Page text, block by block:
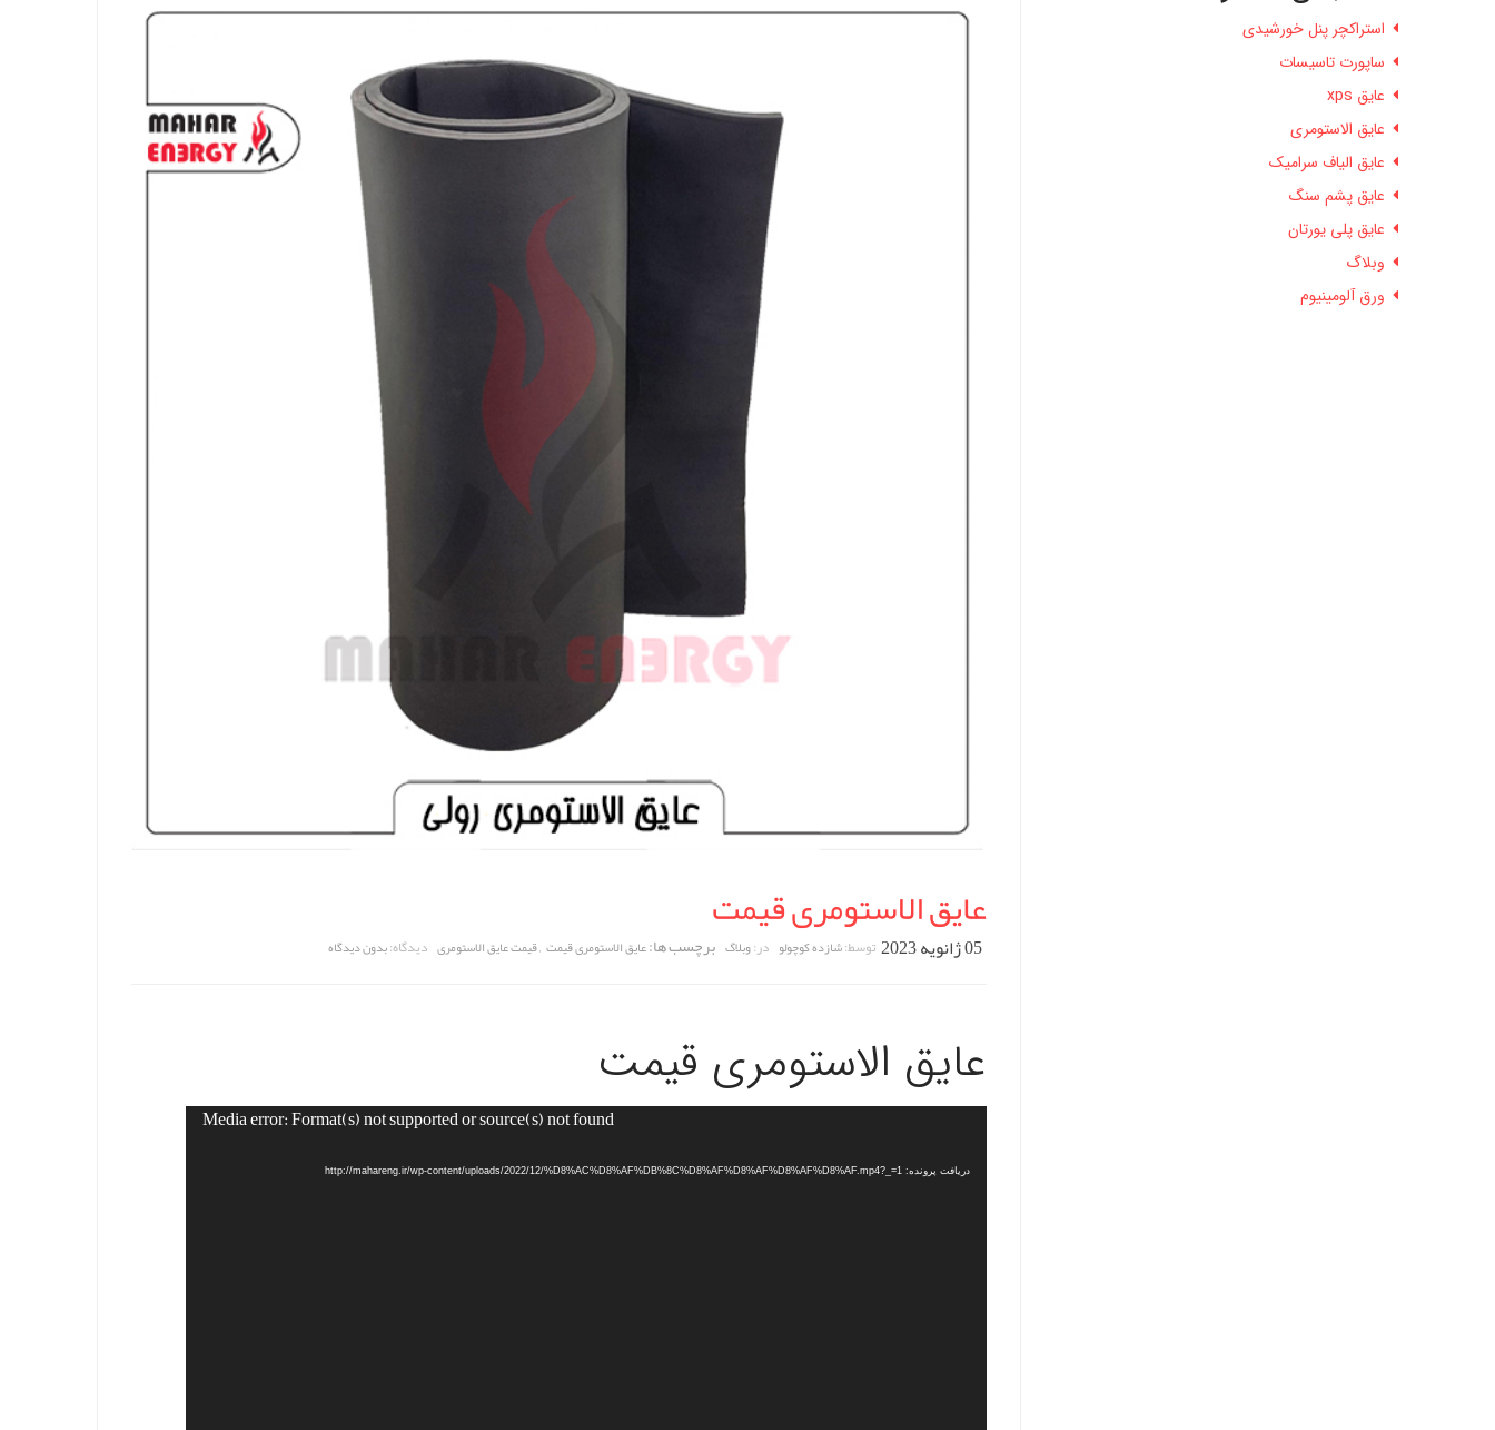
عایق الاستومری قیمت
05 ژانویه 2023 توسط:شازده کوچولو در:وبلاگ برچسب ها:عایق الاستومری قیمت ,قیمت عایق الاستومری دیدگاه:بدون دیدگاه
عایق الاستومری قیمت
Media error: Format(s) not supported or source(s) not found
دریافت پرونده: http://mahareng.ir/wp-content/uploads/2022/12/%D8%AC%D8%AF%DB%8C%D8%AF%D8%AF%D8%AF%D8%AF.mp4?_=1
استراکچر پنل خورشیدی
ساپورت تاسیسات
عایق xps
عایق الاستومری
عایق الیاف سرامیک
عایق پشم سنگ
عایق پلی یورتان
وبلاگ
ورق آلومینیوم